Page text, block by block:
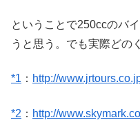
ということで250ccのバ
うと思う。でも実際どの
*1 ： http://
*2 ： http://